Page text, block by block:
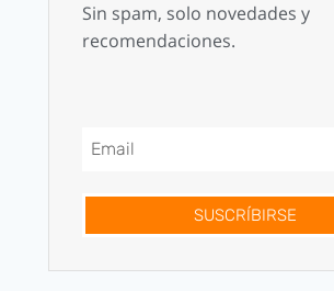
Sin spam, solo novedades y
recomendaciones.
SUSCRÍBIRSE